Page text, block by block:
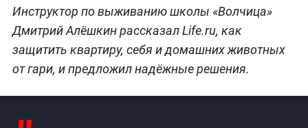
Инструктор по выживанию школы «Волчица»
Дмитрий Алёшкин рассказал Life.ru, как
защитить квартиру, себя и домашних животных
от гари, и предложил надёжные решения.